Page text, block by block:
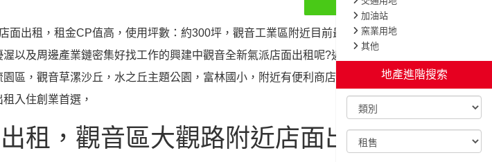
面出租，租金CP值高，使用坪數：約300坪，觀音工業區附近目前最新的店面出
以及周邊產業鏈密集好找工作的興建中觀音全新氣派店面出租呢?近66快速道
區，觀音草漯沙丘，水之丘主題公園，富林國小，附近有便利商店、學區、並且
入住創業首選，
租，觀音區大觀路附近店面出租